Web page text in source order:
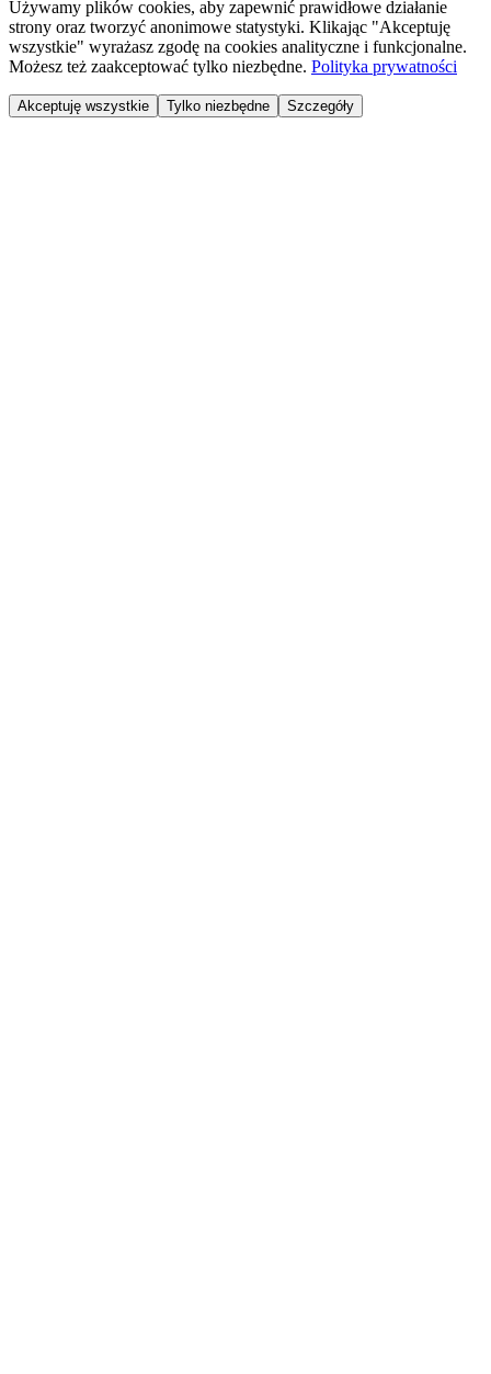
Używamy plików cookies, aby zapewnić prawidłowe działanie
strony oraz tworzyć anonimowe statystyki. Klikając "Akceptuję
wszystkie" wyrażasz zgodę na cookies analityczne i funkcjonalne.
Możesz też zaakceptować tylko niezbędne. Polityka prywatności
Akceptuję wszystkie Tylko niezbędne Szczegóły